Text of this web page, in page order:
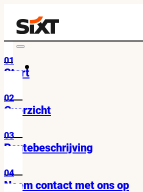
01
Start
02
Overzicht
03
Routebeschrijving
04
Neem contact met ons op